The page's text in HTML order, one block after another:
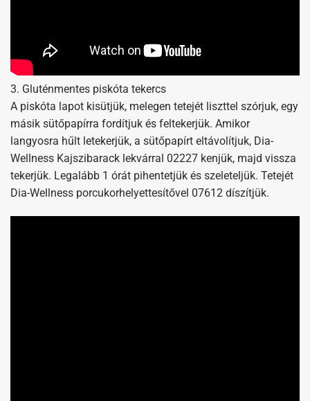
3. Gluténmentes piskóta tekercs
A piskóta lapot kisütjük, melegen tetejét liszttel szórjuk, egy
másik sütőpapírra fordítjuk és feltekerjük. Amikor
langyosra hűlt letekerjük, a sütőpapírt eltávolítjuk, Dia-
Wellness Kajszibarack lekvárral 02227 kenjük, majd vissza
tekerjük. Legalább 1 órát pihentetjük és szeleteljük. Tetejét
Dia-Wellness porcukorhelyettesítővel 07612 díszítjük.